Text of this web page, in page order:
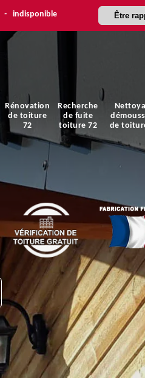
- indisponible Être
Rénovation
de toiture
72
Recherche
de fuite
toiture 72
de